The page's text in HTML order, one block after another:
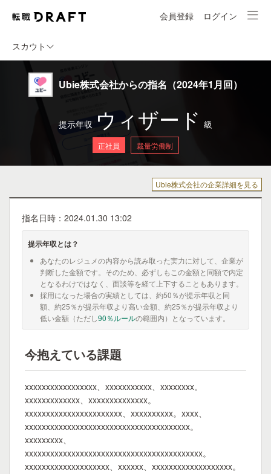
会員登録 ログイン
スカウト
Ubie株式会社からの指名（2024年1月回）
提示年収 ウィザード 級
正社員 裁量労働制
Ubie株式会社の企業詳細を見る
指名日時：2024.01.30 13:02
提示年収とは？
あなたのレジュメの内容から読み取った実力に対して、企業が
判断した金額です。そのため、必ずしもこの金額と同額で内定
となるわけではなく、面談等を経て上下することもあります。
採用になった場合の実績としては、約50％が提示年収と同
額、約25％が提示年収より高い金額、約25％が提示年収より
低い金額（ただし90％ルールの範囲内）となっています。
今抱えている課題
xxxxxxxxxxxxxxxxx、xxxxxxxxxxx、xxxxxxxx。
xxxxxxxxxxxxx、xxxxxxxxxxxxxx。
xxxxxxxxxxxxxxxxxxxxxxx、xxxxxxxxxx。xxxx、
xxxxxxxxxxxxxxxxxxxxxxxxxxxxxxxxxxxxxxx。
xxxxxxxxx、
xxxxxxxxxxxxxxxxxxxxxxxxxxxxxxxxxxxxxxxxxx。
xxxxxxxxxxxxxxxxxxxx、xxxxxx、xxxxxxxxxxxxxxxxxxx。